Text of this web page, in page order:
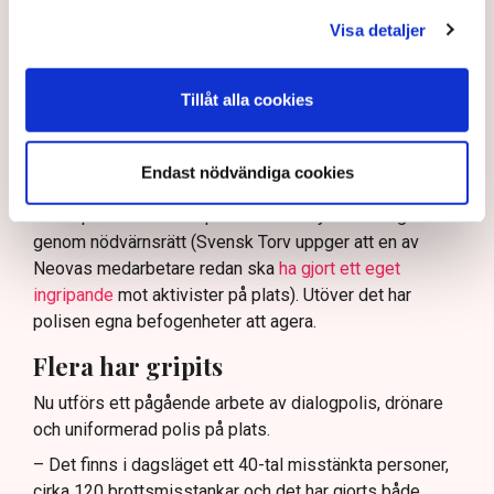
Visa detaljer
Tillåt alla cookies
Endast nödvändiga cookies
ha en tydligare skyldighet att skydda privat egendom
och näringsverksamhet mot den typen av störningar.
Nu svarar polisen på kritiken.
Enligt Anna-Lena Mann, polisinspektör vid
kommunikationsavdelningen i region Väst, har
verksamhetsutövaren, eller dennes ordningsvakter, rätt
genom nödvärnsrätt (Svensk Torv uppger att en av
Neovas medarbetare redan ska ha gjort ett eget
ingripande mot aktivister på plats). Utöver det har
polisen egna befogenheter att agera.
Flera har gripits
Nu utförs ett pågående arbete av dialogpolis, drönare
och uniformerad polis på plats.
– Det finns i dagsläget ett 40-tal misstänkta personer,